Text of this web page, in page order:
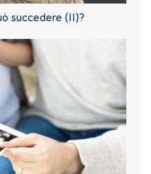
succedere (II)?